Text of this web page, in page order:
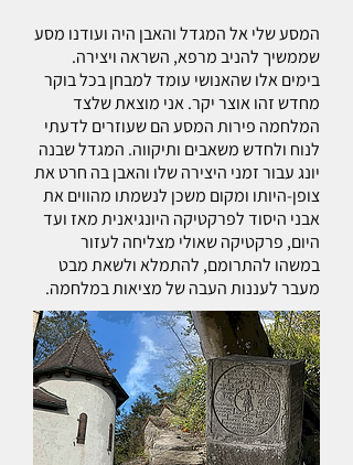
המסע שלי אל המגדל והאבן היה ועודנו מסע
שממשיך להניב מרפא, השראה ויצירה.
בימים אלו שהאנושי עומד למבחן בכל בוקר
מחדש זהו אוצר יקר. אני מוצאת שלצד
המלחמה פירות המסע הם שעוזרים לדעתי
לנוח ולחדש משאבים ותיקווה. המגדל שבנה
יונג עבור זמני היצירה שלו והאבן בה חרט את
צופן-היותו ומקום משכן לנשמתו מהווים את
אבני היסוד לפרקטיקה היונגיאנית מאז ועד
היום, פרקטיקה שאולי מצליחה לעזור
במשהו להתרומם, להתמלא ולשאת מבט
מעבר לעננות העבה של מציאות במלחמה.